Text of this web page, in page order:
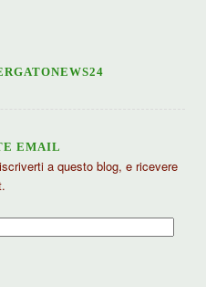
EMAIL
a questo blog, e ricevere